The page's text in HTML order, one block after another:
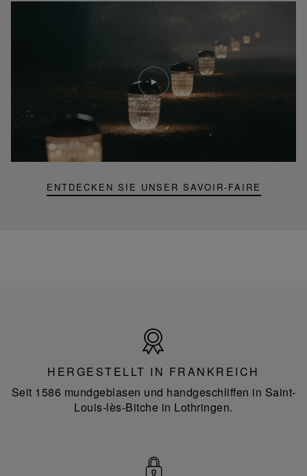
ENTDECKEN SIE UNSER SAVOIR-FAIRE
Video
abspielen
YouTube-
Video,
Folia
Mini-
Portable-
Frankreich
HERGESTELLT IN FRANKREICH
Seit 1586 mundgeblasen und handgeschliffen in Saint-
Louis-lès-Bitche in Lothringen.